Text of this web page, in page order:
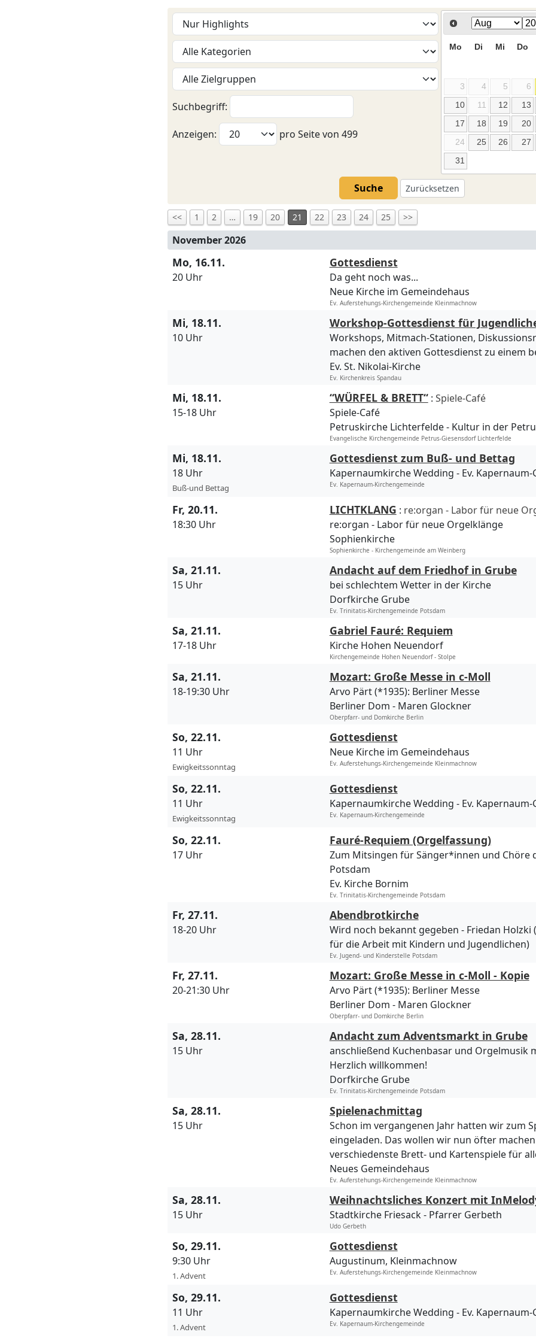
Suchbegriff:
Anzeigen: pro Seite von 499
Mo Di Mi Do
3
4 5 6
10
11 12 13
17
18 19 20
24
25 26 27
31
Suche Zurücksetzen
<< 1 2 … 19 20 21 22 23 24 25 >>
November 2026
Mo, 16.11.
20 Uhr
Gottesdienst
Da geht noch was...
Neue Kirche im Gemeindehaus
Ev. Auferstehungs-Kirchengemeinde Kleinmachnow
Mi, 18.11.
10 Uhr
Workshop-Gottesdienst für
Workshops, Mitmach-Stationen,
machen den aktiven Gottesdienst zu einem
Ev. St. Nikolai-Kirche
Ev. Kirchenkreis Spandau
Mi, 18.11.
15-18 Uhr
“WÜRFEL & BRETT“: Spiele-Café
Spiele-Café
Petruskirche Lichterfelde
Kultur in der
Evangelische Kirchengemeinde Petrus-Giesensdorf Lichterfelde
Mi, 18.11.
18 Uhr
Buß-und Bettag
Gottesdienst zum Buß- und Bettag
Kapernaumkirche Wedding Ev.
Ev. Kapernaum-Kirchengemeinde
Fr, 20.11.
18:30 Uhr
LICHTKLANG : re:organ - Labor für neue
re:organ - Labor für neue Orgelklänge
Sophienkirche
Sophienkirche - Kirchengemeinde am Weinberg
Sa, 21.11.
15 Uhr
Andacht auf dem Friedhof in Grube
bei schlechtem Wetter in der Kirche
Dorfkirche Grube
Ev. Trinitatis-Kirchengemeinde Potsdam
Sa, 21.11.
17-18 Uhr
Gabriel Fauré: Requiem
Kirche Hohen Neuendorf
Kirchengemeinde Hohen Neuendorf - Stolpe
Sa, 21.11.
18-19:30 Uhr
Mozart: Große Messe in c-Moll
Arvo Pärt (*1935): Berliner Messe
Berliner Dom
Maren Glockner
Oberpfarr- und Domkirche Berlin
So, 22.11.
11 Uhr
Ewigkeitssonntag
Gottesdienst
Neue Kirche im Gemeindehaus
Ev. Auferstehungs-Kirchengemeinde Kleinmachnow
So, 22.11.
11 Uhr
Ewigkeitssonntag
Gottesdienst
Kapernaumkirche Wedding Ev.
Ev. Kapernaum-Kirchengemeinde
So, 22.11.
17 Uhr
Fauré-Requiem (Orgelfassung)
Zum Mitsingen für Sänger*innen und Chöre
Potsdam
Ev. Kirche Bornim
Ev. Trinitatis-Kirchengemeinde Potsdam
Fr, 27.11.
18-20 Uhr
Abendbrotkirche
Wird noch bekannt gegeben
Friedan
für die Arbeit mit Kindern und Jugendlichen)
Ev. Jugend- und Kinderstelle Potsdam
Fr, 27.11.
20-21:30 Uhr
Mozart: Große Messe in c-Moll - Kopie
Arvo Pärt (*1935): Berliner Messe
Berliner Dom
Maren Glockner
Oberpfarr- und Domkirche Berlin
Sa, 28.11.
15 Uhr
Andacht zum Adventsmarkt in Grube
anschließend Kuchenbasar und Orgelmusik
Herzlich willkommen!
Dorfkirche Grube
Ev. Trinitatis-Kirchengemeinde Potsdam
Sa, 28.11.
15 Uhr
Spielenachmittag
Schon im vergangenen Jahr hatten wir zum
eingeladen. Das wollen wir nun öfter
verschiedenste Brett- und Kartenspiele für
Neues Gemeindehaus
Ev. Auferstehungs-Kirchengemeinde Kleinmachnow
Sa, 28.11.
15 Uhr
Weihnachtsliches Konzert mit
Stadtkirche Friesack Pfarrer Gerbeth
Udo Gerbeth
So, 29.11.
9:30 Uhr
1. Advent
Gottesdienst
Augustinum, Kleinmachnow
Ev. Auferstehungs-Kirchengemeinde Kleinmachnow
So, 29.11.
11 Uhr
1. Advent
Gottesdienst
Kapernaumkirche Wedding Ev.
Ev. Kapernaum-Kirchengemeinde